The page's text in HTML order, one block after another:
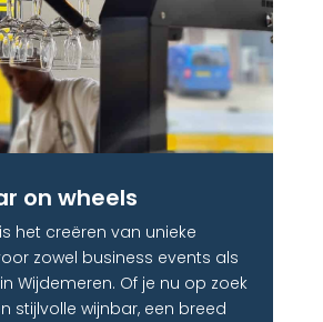
on wheels
het creëren van unieke
zowel business events als
Wijdemeren. Of je nu op zoek
stijlvolle wijnbar, een breed